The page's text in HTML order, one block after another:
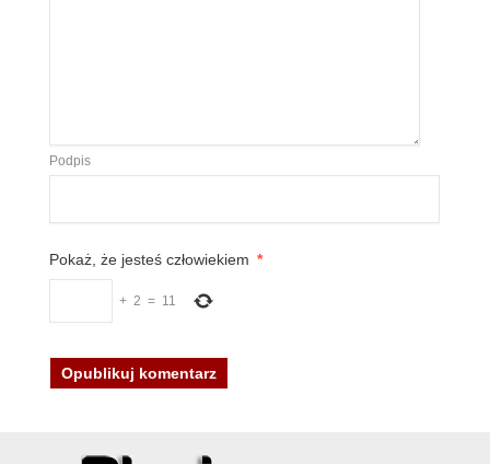
Podpis
Pokaż, że jesteś człowiekiem *
+ 2 = 11